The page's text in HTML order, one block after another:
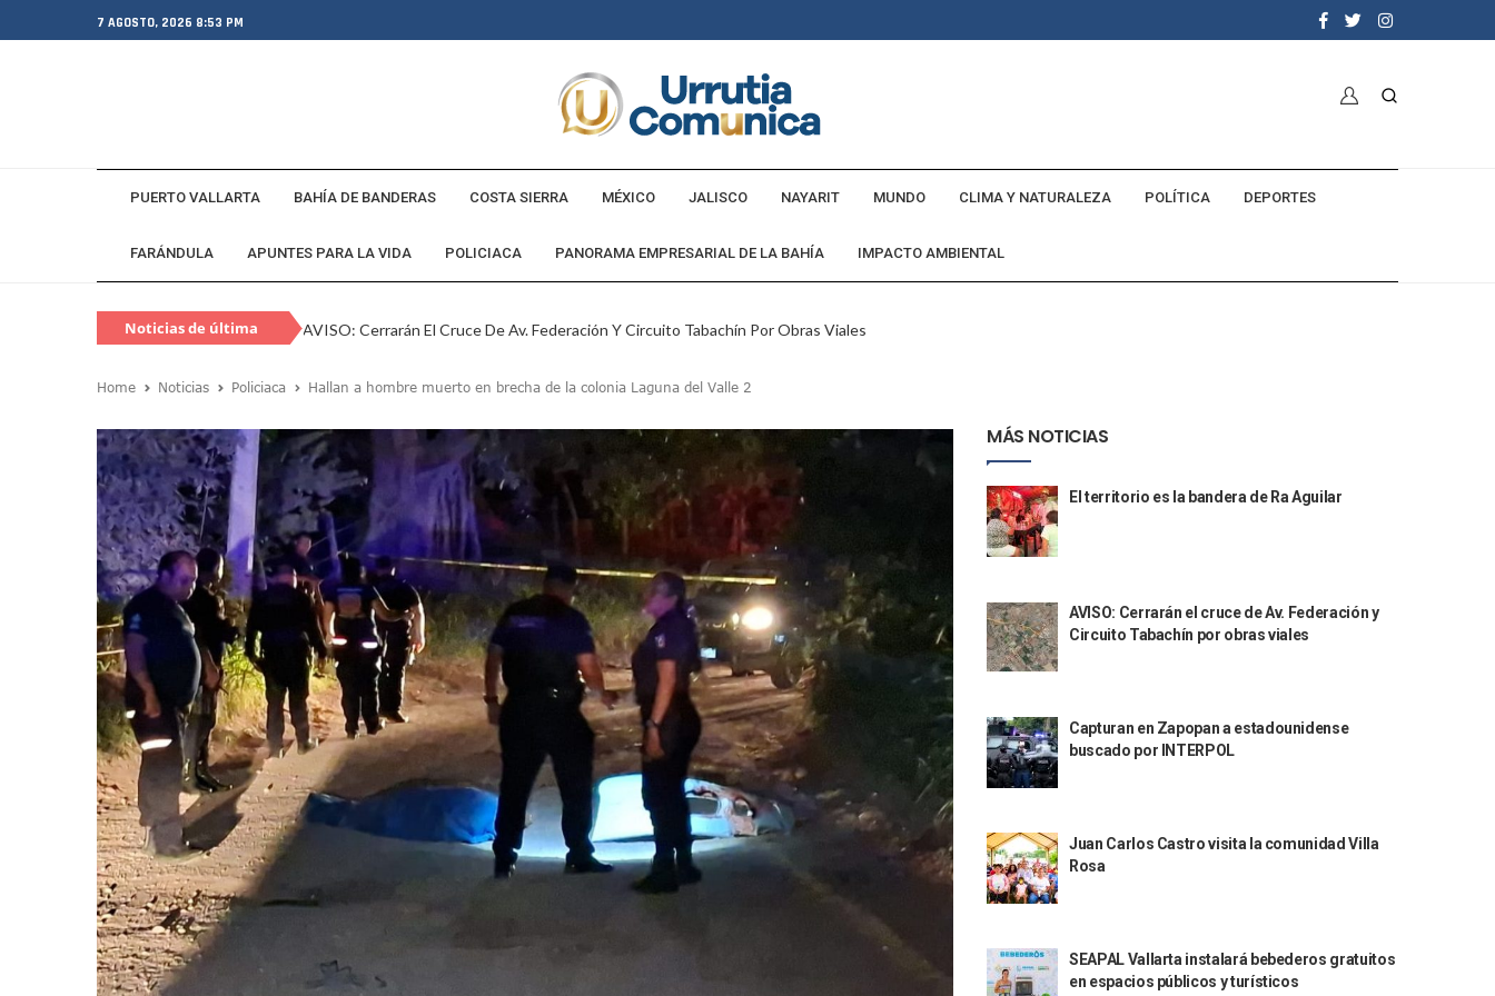
7 AGOSTO, 2026 8:53 PM
PUERTO VALLARTA BAHÍA DE BANDERAS COSTA SIERRA MÉXICO JALISCO NAYARIT MUNDO CLIMA Y NATURALEZA POLÍTICA DEPORTES
FARÁNDULA APUNTES PARA LA VIDA POLICIACA PANORAMA EMPRESARIAL DE LA BAHÍA IMPACTO AMBIENTAL
Noticias de última
AVISO: Cerrarán El Cruce De Av. Federación Y Circuito Tabachín Por Obras Viales
Juan Carlos Castro Visita La Comunidad Villa Rosa
Gobierno De Luis Munguía Cumple Promesa De Campaña E Inaugura Calle Margarita
Exgobernador De Guerrero Mandó Destruir Evidencia Del Caso Ayotzinapa: Godoy
Eclipse Solar 2026: ¿En Qué Países Será Visible Este Fenómeno?
Habitante Pide Proteger A Los “cajos” Durante Su Cruce Por Vialidades De Nuevo Nayarit
Coparmex Vallarta Reporta Caída En Ocupación Hotelera En Mayo, Junio Y Julio
Violeta Y Melissa Desaparecen Tras Viajar A Puerto Vallarta Por Una Oferta De Trabajo
Juan Calderón Pide Oración Para Puerto Vallarta Ante La Virgen De Guadalupe
Jalisco Se Integra A Estrategia Nacional Para Sembrar 6.6 Millones De Árboles
Frustran Presunto Secuestro Virtual De Un Menor De 13 Años En Puerto Vallarta
Infecciones Respiratorias Encabezan Las Principales Causas De Enfermedad En Jalisco
SIOP Moderniza La Casa De La Cultura En Mascota Con Nuevo Auditorio
Van Por La Reorganización De Los Archivos Municipales En Puerto Vallarta
Estados Unidos Endurece Su Combate Al CJNG Con Nuevos Cargos Y Objetivos Prioritarios
Buscan A Wilber Armando Colmenares Márquez, Desaparecido En Puerto Vallarta
Melissa Madero Exige Aclarar Sustento Legal De Las Descargas Residuales Al Mar
Avanza Plan Para Construir Estadio De Tritones Vallarta; Será Financiado Por Privados
Nuevas Concesiones De Taxis En Puerto Vallarta, ¿para Quiénes Aplica Y Cómo Tramitarlas?
Home Noticias Policiaca Hallan a hombre muerto en brecha de la colonia Laguna del Valle 2
MÁS NOTICIAS
El territorio es la bandera de Ra Aguilar
AVISO: Cerrarán el cruce de Av. Federación y
Circuito Tabachín por obras viales
Capturan en Zapopan a estadounidense
buscado por INTERPOL
Juan Carlos Castro visita la comunidad Villa
Rosa
SEAPAL Vallarta instalará bebederos gratuitos
en espacios públicos y turísticos